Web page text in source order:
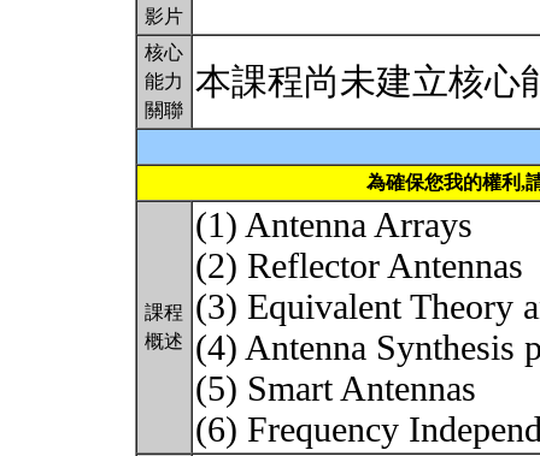
影片
核心
能力
關聯
本課程尚未建立核心
為確保您我的權利,
課程
概述
(1) Antenna Arrays
(2) Reflector Antennas
(3) Equivalent Theory
(4) Antenna Synthesis
(5) Smart Antennas
(6) Frequency